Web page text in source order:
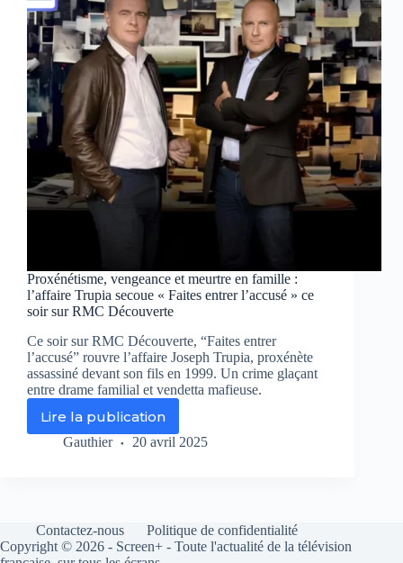
Proxénétisme, vengeance et meurtre en famille :
l’affaire Trupia secoue « Faites entrer l’accusé » ce
soir sur RMC Découverte
Ce soir sur RMC Découverte, “Faites entrer
l’accusé” rouvre l’affaire Joseph Trupia, proxénète
assassiné devant son fils en 1999. Un crime glaçant
entre drame familial et vendetta mafieuse.
Lire la publication
Proxénétisme,
vengeance
:
l’affaire
Gauthier 20 avril 2025
Contactez-nous
Politique de confidentialité
Copyright © 2026 - Screen+ - Toute l'actualité de la télévision